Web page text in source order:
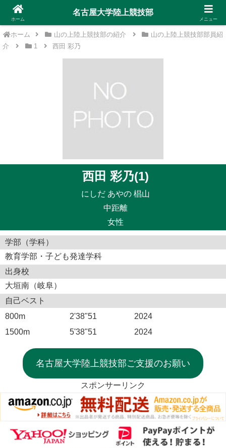
ホーム 山の上陸上競技部の紹介
山の上陸上競技部部員紹
介
1 西田 彩乃
西田 彩乃(1)
にしだ あやの 椙山
中距離
女性
学部（学科）
教育学部・子ども発達学科
出身校
大垣南（岐阜）
自己ベスト
800m
2'38"51
2024
1500m
5'38"51 2024
名古屋大学陸上競技部ご支援のお願い
スポンサーリンク
ホーム
名古屋大学陸上競技部
メニュー